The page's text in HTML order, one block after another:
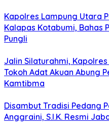
Kapolres Lampung Utara
Kalapas Kotabumi, Bahas
Pungli
Jalin Silaturahmi,
Tokoh Adat Akuan Abung
Kamtibma
Disambut Tradisi Pedang
Anggraini, S.I.K. Resmi